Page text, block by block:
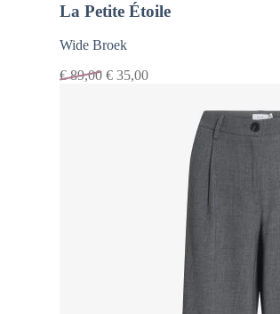
La Petite Étoile
Wide Broek
€89,00 €35,00